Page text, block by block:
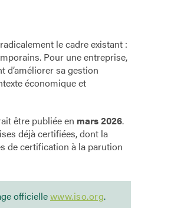
le cadre existant :
Pour une entreprise,
d’améliorer sa gestion
économique et
être publiée en mars2026.
déjà certifiées, dont la
de certification à la parution
officiellewww.iso.org.